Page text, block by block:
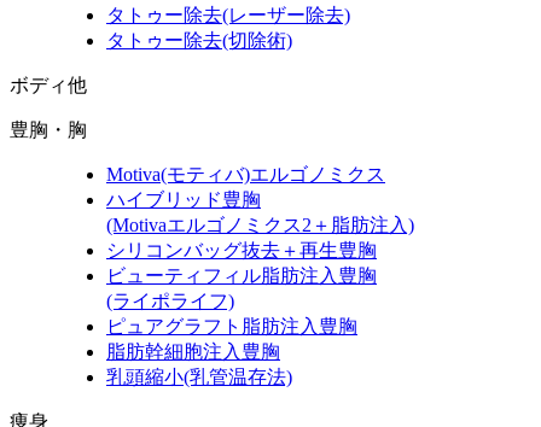
タトゥー除去(レーザー除去)
タトゥー除去(切除術)
ボディ他
豊胸・胸
Motiva(モティバ)エルゴノミクス
ハイブリッド豊胸
(Motivaエルゴノミクス2＋脂肪注入)
シリコンバッグ抜去＋再生豊胸
ビューティフィル脂肪注入豊胸
(ライポライフ)
ピュアグラフト脂肪注入豊胸
脂肪幹細胞注入豊胸
乳頭縮小(乳管温存法)
痩身